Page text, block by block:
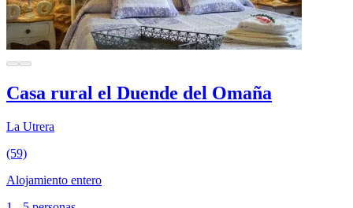
Casa rural el Duende del Omaña
La Utrera
(59)
Alojamiento entero